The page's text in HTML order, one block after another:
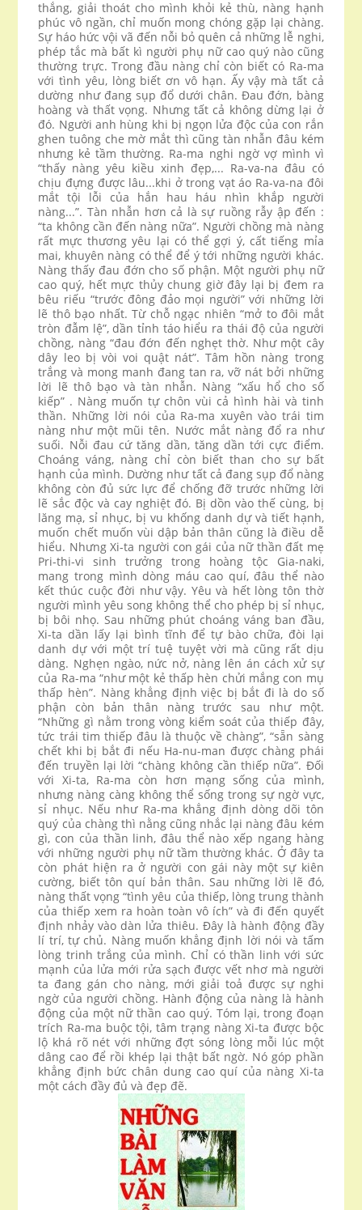
thắng, giải thoát cho mình khỏi kẻ thù, nàng hạnh
phúc vô ngần, chỉ muốn mong chóng gặp lại chàng.
Sự háo hức vội vã đến nỗi bỏ quên cả những lễ nghi,
phép tắc mà bất kì người phụ nữ cao quý nào cũng
thường trực. Trong đầu nàng chỉ còn biết có Ra-ma
với tình yêu, lòng biết ơn vô hạn. Ấy vậy mà tất cả
dường như đang sụp đổ dưới chân. Đau đớn, bàng
hoàng và thất vọng. Nhưng tất cả không dừng lại ở
đó. Người anh hùng khi bị ngọn lửa độc của con rắn
ghen tuông che mờ mắt thì cũng tàn nhẫn đâu kém
nhưng kẻ tầm thường. Ra-ma nghi ngờ vợ mình vì
“thấy nàng yêu kiều xinh đẹp,... Ra-va-na đâu có
chịu đựng được lâu...khi ở trong vạt áo Ra-va-na đôi
mắt tội lỗi của hắn hau háu nhìn khắp người
nàng...”. Tàn nhẫn hơn cả là sự ruồng rẫy ập đến :
“ta không cần đến nàng nữa”. Người chồng mà nàng
rất mực thương yêu lại có thể gợi ý, cất tiếng mỉa
mai, khuyên nàng có thể để ý tới những người khác.
Nàng thấy đau đớn cho số phận. Một người phụ nữ
cao quý, hết mực thủy chung giờ đây lại bị đem ra
bêu riếu “trước đông đảo mọi người” với những lời
lẽ thô bạo nhất. Từ chỗ ngạc nhiên “mở to đôi mắt
tròn đẫm lệ”, dần tỉnh táo hiểu ra thái độ của người
chồng, nàng “đau đớn đến nghẹt thờ. Như một cây
dây leo bị vòi voi quật nát”. Tâm hồn nàng trong
trắng và mong manh đang tan ra, vỡ nát bởi những
lời lẽ thô bạo và tàn nhẫn. Nàng “xấu hổ cho số
kiếp” . Nàng muốn tự chôn vùi cả hình hài và tinh
thần. Những lời nói của Ra-ma xuyên vào trái tim
nàng như một mũi tên. Nước mắt nàng đổ ra như
suối. Nỗi đau cứ tăng dần, tăng dần tới cực điểm.
Choáng váng, nàng chỉ còn biết than cho sự bất
hạnh của mình. Dường như tất cả đang sụp đổ nàng
không còn đủ sức lực để chống đỡ trước những lời
lẽ sắc độc và cay nghiệt đó. Bị dồn vào thế cùng, bị
lăng mạ, sỉ nhục, bị vu khống danh dự và tiết hạnh,
muốn chết muốn vùi dập bản thân cũng là điều dễ
hiểu. Nhưng Xi-ta người con gái của nữ thần đất mẹ
Pri-thi-vi sinh trưởng trong hoàng tộc Gia-naki,
mang trong mình dòng máu cao quí, đâu thể nào
kết thúc cuộc đời như vậy. Yêu và hết lòng tôn thờ
người mình yêu song không thể cho phép bị sỉ nhục,
bị bôi nhọ. Sau những phút choáng váng ban đầu,
Xi-ta dần lấy lại bình tĩnh để tự bào chữa, đòi lại
danh dự với một trí tuệ tuyệt vời mà cũng rất dịu
dàng. Nghẹn ngào, nức nở, nàng lên án cách xử sự
của Ra-ma “như một kẻ thấp hèn chửi mắng con mụ
thấp hèn”. Nàng khẳng định việc bị bắt đi là do số
phận còn bản thân nàng trước sau như một.
“Những gì nằm trong vòng kiểm soát của thiếp đây,
tức trái tim thiếp đâu là thuộc về chàng”, “sẵn sàng
chết khi bị bắt đi nếu Ha-nu-man được chàng phái
đến truyền lại lời “chàng không cần thiếp nữa”. Đối
với Xi-ta, Ra-ma còn hơn mạng sống của mình,
nhưng nàng càng không thể sống trong sự ngờ vực,
sỉ nhục. Nếu như Ra-ma khẳng định dòng dõi tôn
quý của chàng thì nằng cũng nhắc lại nàng đâu kém
gì, con của thần linh, đâu thể nào xếp ngang hàng
với những người phụ nữ tầm thường khác. Ở đây ta
còn phát hiện ra ở người con gái này một sự kiên
cường, biết tôn quí bản thân. Sau những lời lẽ đó,
nàng thất vọng “tình yêu của thiếp, lòng trung thành
của thiếp xem ra hoàn toàn vô ích” và đi đến quyết
định nhảy vào dàn lửa thiêu. Đây là hành động đầy
lí trí, tự chủ. Nàng muốn khẳng định lời nói và tấm
lòng trinh trắng của mình. Chỉ có thần linh với sức
mạnh của lửa mới rửa sạch được vết nhơ mà người
ta đang gán cho nàng, mới giải toả được sự nghi
ngờ của người chồng. Hành động của nàng là hành
động của một nữ thần cao quý. Tóm lại, trong đoạn
trích Ra-ma buộc tội, tâm trạng nàng Xi-ta được bộc
lộ khá rõ nét với những đợt sóng lòng mỗi lúc một
dâng cao để rồi khép lại thật bất ngờ. Nó góp phần
khẳng định bức chân dung cao quí của nàng Xi-ta
một cách đầy đủ và đẹp đẽ.